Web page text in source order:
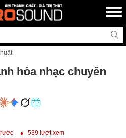
hòa nhạc chuyên
539 lượt xem